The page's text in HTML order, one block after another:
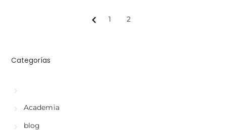
Prev
1 2
Categorías
Academia
blog